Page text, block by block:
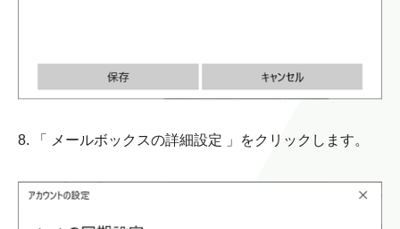
8. 「 メールボックスの詳細設定 」をクリックします。